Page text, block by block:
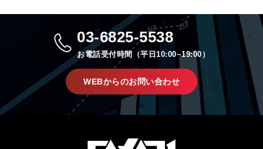
03-6825-5538
お電話受付時間（平日10:00~19:00）
WEBからのお問い合わせ